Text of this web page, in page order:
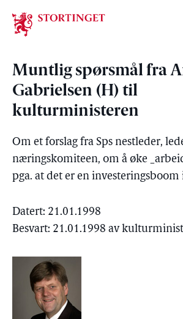
Stortinget.no
Muntlig spørsmål fra
Gabrielsen (H) til
kulturministeren
Om et forslag fra Sps nestleder,
næringskomiteen, om å øke
pga. at det er en investeringsboom
Datert: 21.01.1998
Besvart: 21.01.1998 av